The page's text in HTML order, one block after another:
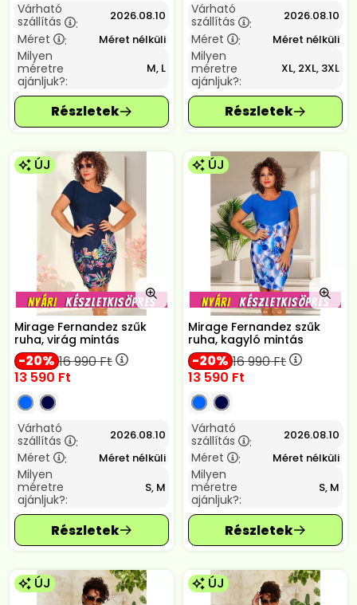
Várható
szállítás
: 2026.08.10
Méret : Méret nélküli
Milyen
méretre
ajánljuk?:
M, L
Várható
szállítás
: 2026.08.10
Méret : Méret nélküli
Milyen
méretre
ajánljuk?:
XL, 2XL, 3XL
ÚJ
Mirage Fernandez szűk
ruha, virág mintás
20 16 990Ft
13 590 Ft
Várható
szállítás
: 2026.08.10
Méret : Méret nélküli
Milyen
méretre
ajánljuk?:
S, M
ÚJ
Mirage Fernandez szűk
ruha, kagyló mintás
20 16 990Ft
13 590 Ft
Várható
szállítás
: 2026.08.10
Méret : Méret nélküli
Milyen
méretre
ajánljuk?:
S, M
ÚJ ÚJ